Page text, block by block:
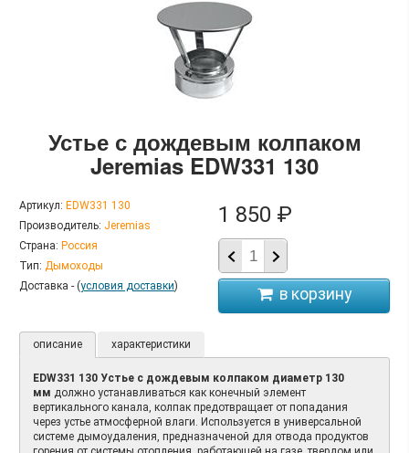
Устье с дождевым колпаком
Jeremias EDW331 130
Артикул: EDW331 130
Производитель: Jeremias
Страна: Россия
Тип: Дымоходы
Доставка - (условия доставки)
1 850 ₽
в корзину
описание характеристики
EDW331 130 Устье с дождевым колпаком диаметр 130
мм должно устанавливаться как конечный элемент
вертикального канала, колпак предотвращает от попадания
через устье атмосферной влаги. Используется в универсальной
системе дымоудаления, предназначеной для отвода продуктов